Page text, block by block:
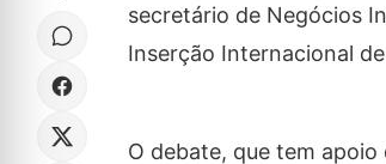
secretário de Negócios
Inserção Internacional
O debate, que tem apoio